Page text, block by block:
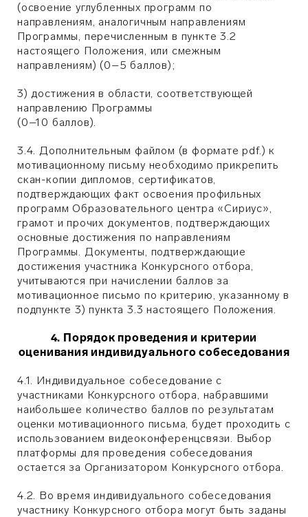
(освоение углубленных программ по
направлениям, аналогичным направлениям
Программы, перечисленным в пункте 3.2
настоящего Положения, или смежным
направлениям) (0–5 баллов);
3) достижения в области, соответствующей
направлению Программы
(0–10 баллов).
3.4. Дополнительным файлом (в формате pdf.) к
мотивационному письму необходимо прикрепить
скан-копии дипломов, сертификатов,
подтверждающих факт освоения профильных
программ Образовательного центра «Сириус»,
грамот и прочих документов, подтверждающих
основные достижения по направлениям
Программы. Документы, подтверждающие
достижения участника Конкурсного отбора,
учитываются при начислении баллов за
мотивационное письмо по критерию, указанному в
подпункте 3) пункта 3.3 настоящего Положения.
4. Порядок проведения и критерии
оценивания индивидуального собеседования
4.1. Индивидуальное собеседование с
участниками Конкурсного отбора, набравшими
наибольшее количество баллов по результатам
оценки мотивационного письма, будет проходить с
использованием видеоконференцсвязи. Выбор
платформы для проведения собеседования
остается за Организатором Конкурсного отбора.
4.2. Во время индивидуального собеседования
участнику Конкурсного отбора могут быть заданы